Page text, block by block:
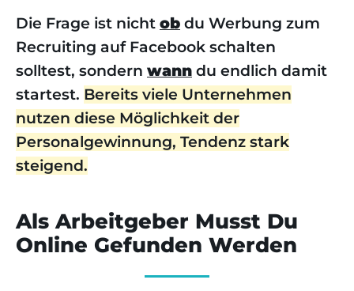
Die Frage ist nicht ob du Werbung zum
Recruiting auf Facebook schalten
solltest, sondern wann du endlich damit
startest. Bereits viele Unternehmen
nutzen diese Möglichkeit der
Personalgewinnung, Tendenz stark
steigend.
Als Arbeitgeber Musst Du
Online Gefunden Werden